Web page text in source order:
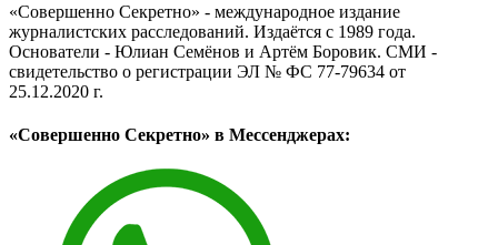
«Совершенно Секретно» - международное издание
журналистских расследований. Издаётся с 1989 года.
Основатели - Юлиан Семёнов и Артём Боровик. CМИ -
свидетельство о регистрации ЭЛ № ФС 77-79634 от
25.12.2020 г.
«Совершенно Секретно» в Мессенджерах: